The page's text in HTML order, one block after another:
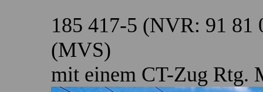
185 417-5 (NVR: 91 81
(MVS)
mit einem CT-Zug Rtg.